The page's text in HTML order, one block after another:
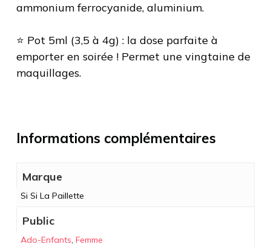
ammonium ferrocyanide, aluminium.
⭐️ Pot 5ml (3,5 à 4g) : la dose parfaite à
emporter en soirée ! Permet une vingtaine de
maquillages.
Informations complémentaires
Marque
Si Si La Paillette
Public
Ado-Enfants, Femme